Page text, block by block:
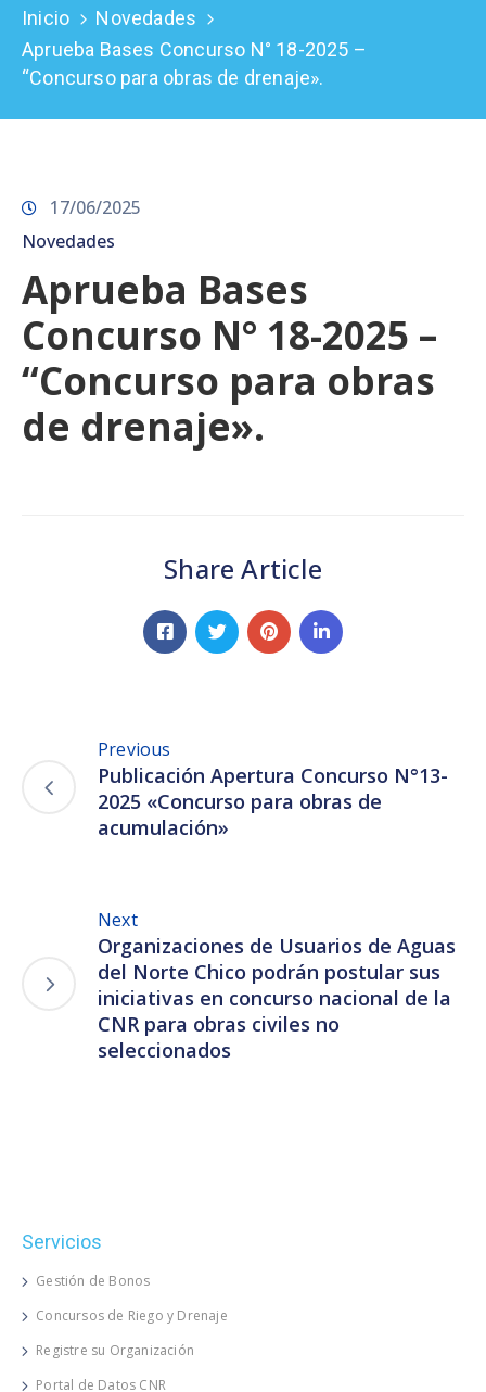
Prensa
Inicio
Novedades
Aprueba Bases Concurso N° 18-2025 –
“Concurso para obras de drenaje».
17/06/2025
Novedades
Aprueba Bases
Concurso N° 18-2025 –
“Concurso para obras
de drenaje».
Share Article
Previous
Publicación Apertura Concurso N°13-
2025 «Concurso para obras de
acumulación»
Next
Organizaciones de Usuarios de Aguas
del Norte Chico podrán postular sus
iniciativas en concurso nacional de la
CNR para obras civiles no
seleccionados
Servicios
Gestión de Bonos
Concursos de Riego y Drenaje
Registre su Organización
Portal de Datos CNR